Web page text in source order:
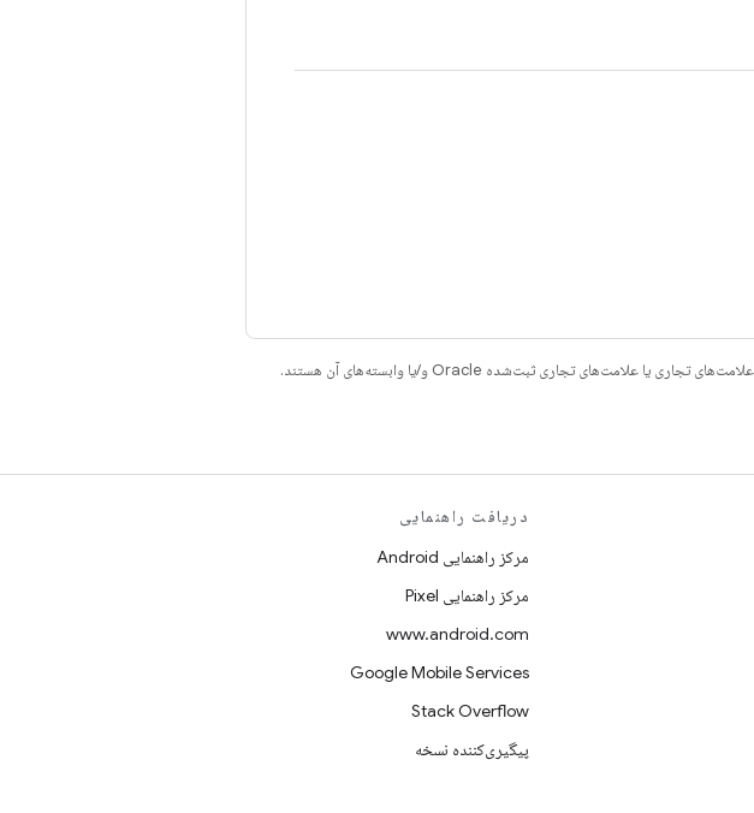
دریافت راهنمایی
مرکز راهنمایی Android
مرکز راهنمایی Pixel
www.android.com
Google Mobile Services
Stack Overflow
پیگیری‌کننده نسخه